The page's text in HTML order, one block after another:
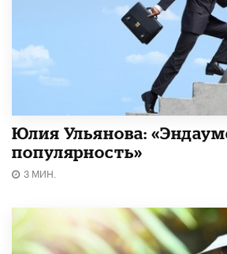
Юлия Ульянова:
популярность»
3 МИН.